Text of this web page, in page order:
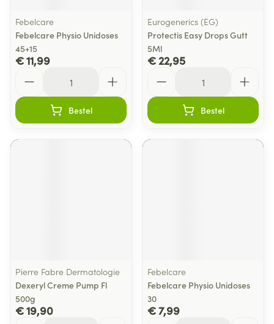
Febelcare
Febelcare Physio Unidoses
45+15
€ 11,99
Bestel
Eurogenerics (EG)
Protectis Easy Drops Gutt
5Ml
€ 22,95
Bestel
Pierre Fabre Dermatologie
Dexeryl Creme Pump Fl
500g
€ 19,90
Febelcare
Febelcare Physio Unidoses
30
€ 7,99